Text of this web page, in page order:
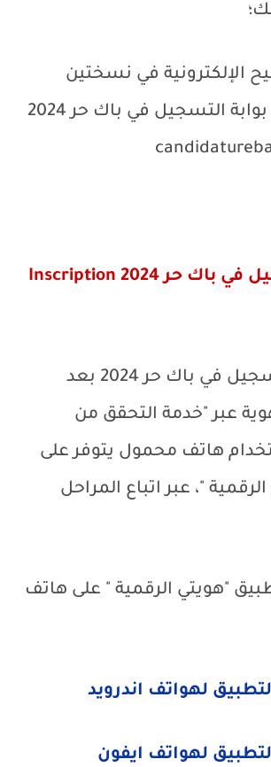
الإلكترونية في نسختين
التسجيل في باك حر 2024
باك حر 2024
Inscription
تتم عملية التسجيل في باك حر 2024 بعد
عبر "خدمة التحقق من
هاتف محمول يتوفر على
"، عبر اتباع المراحل
"هويتي الرقمية " على هاتف
لهواتف اندرويد
لهواتف ايفون